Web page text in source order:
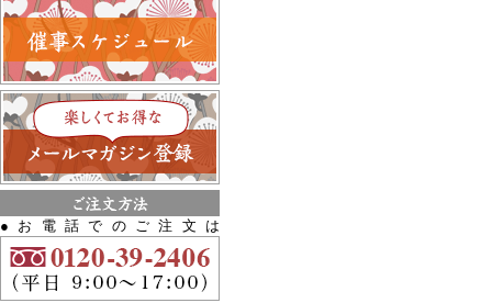
●お電話でのご注文は